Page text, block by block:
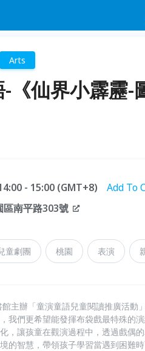
Arts
《仙界小霹靂-
- 15:00 (GMT+8)
Add To
區南平路303號
童劇團 桃園 表演
主辦「童演童語兒童閱讀推廣活動
我們更希望能發揮布袋戲最特殊的
，讓孩童在觀演過程中，透過戲偶
的智慧，帶領孩子學習當遇到困難